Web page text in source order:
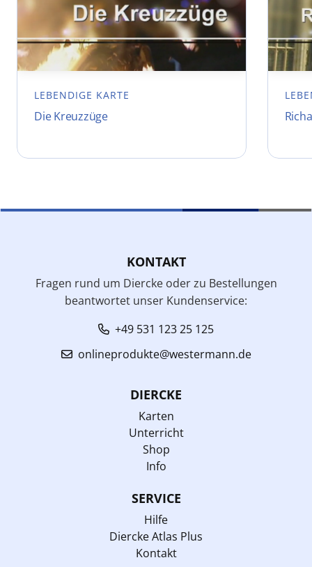
LEBENDIGE KARTE
Die Kreuzzüge
KONTAKT
Fragen rund um Diercke oder zu Bestellungen
beantwortet unser Kundenservice:
+49 531 123 25 125
onlineprodukte@westermann.de
DIERCKE
Karten
Unterricht
Shop
Info
SERVICE
Hilfe
Diercke Atlas Plus
Kontakt